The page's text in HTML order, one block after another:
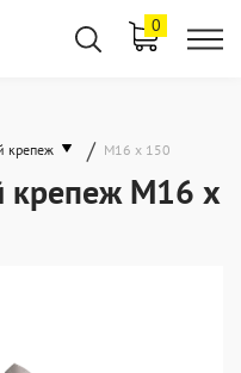
0
крепеж / М16 х 150
крепеж М16 х